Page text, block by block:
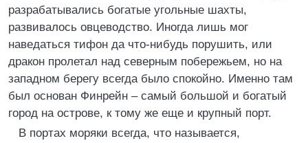
разрабатывались богатые угольные шахты,
развивалось овцеводство. Иногда лишь мог
наведаться тифон да что-нибудь порушить, или
дракон пролетал над северным побережьем, но на
западном берегу всегда было спокойно. Именно там
был основан Финрейн – самый большой и богатый
город на острове, к тому же еще и крупный порт.
В портах моряки всегда, что называется,